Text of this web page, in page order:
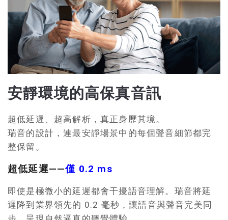
安靜環境的高保真音訊
超低延遲、超高解析，真正身歷其境。
瑞音的設計，連最安靜場景中的每個聲音細節都完
整保留。
超低延遲——僅 0.2 ms
即使是極微小的延遲都會干擾語音理解。瑞音將延
遲降到業界領先的 0.2 毫秒，讓語音與聲音完美同